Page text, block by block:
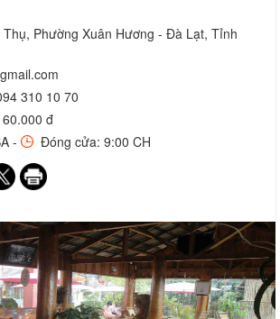
Thụ, Phường Xuân Hương - Đà Lạt, Tỉnh
310 10 70
đ
-
Đóng cửa: 9:00 CH